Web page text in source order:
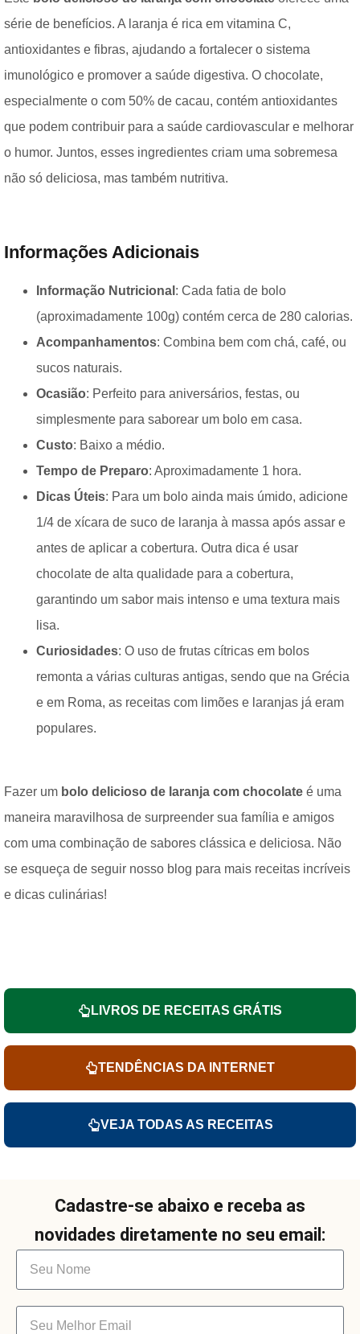
série de benefícios. A laranja é rica em vitamina C,
antioxidantes e fibras, ajudando a fortalecer o sistema
imunológico e promover a saúde digestiva. O chocolate,
especialmente o com 50% de cacau, contém antioxidantes
que podem contribuir para a saúde cardiovascular e melhorar
o humor. Juntos, esses ingredientes criam uma sobremesa
não só deliciosa, mas também nutritiva.
Informações Adicionais
Informação Nutricional : Cada fatia de bolo
(aproximadamente 100g) contém cerca de 280 calorias.
Acompanhamentos: Combina bem com chá, café, ou
sucos naturais.
Ocasião: Perfeito para aniversários, festas, ou
simplesmente para saborear um bolo em casa.
Custo: Baixo a médio.
Tempo de Preparo: Aproximadamente 1 hora.
Dicas Úteis: Para um bolo ainda mais úmido, adicione
1/4 de xícara de suco de laranja à massa após assar e
antes de aplicar a cobertura. Outra dica é usar
chocolate de alta qualidade para a cobertura,
garantindo um sabor mais intenso e uma textura mais
lisa.
Curiosidades: O uso de frutas cítricas em bolos
remonta a várias culturas antigas, sendo que na Grécia
e em Roma, as receitas com limões e laranjas já eram
populares.
Fazer um bolo delicioso de laranja com chocolate é uma
maneira maravilhosa de surpreender sua família e amigos
com uma combinação de sabores clássica e deliciosa. Não
se esqueça de seguir nosso blog para mais receitas incríveis
e dicas culinárias!
LIVROS DE RECEITAS GRÁTIS
TENDÊNCIAS DA INTERNET
VEJA TODAS AS RECEITAS
Cadastre-se abaixo e receba as
novidades diretamente no seu email: